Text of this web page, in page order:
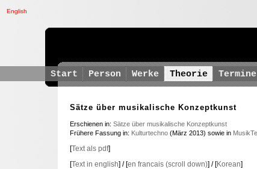
English
Start Person Werke Theorie Termine
Sätze über musikalische Konzeptkunst
Erschienen in: Sätze über musikalische Konzeptkunst
Frühere Fassung in: Kulturtechno (März 2013) sowie in
[Text als pdf]
[Text in english] / [en francais (scroll down)] / [Korean]